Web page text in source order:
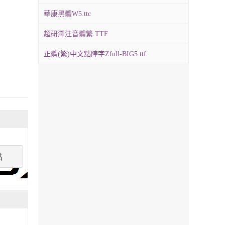
華康黑體W5.ttc
超研澤注音體繁.TTF
正體(繁)中文點陣字Zfull-BIG5.ttf